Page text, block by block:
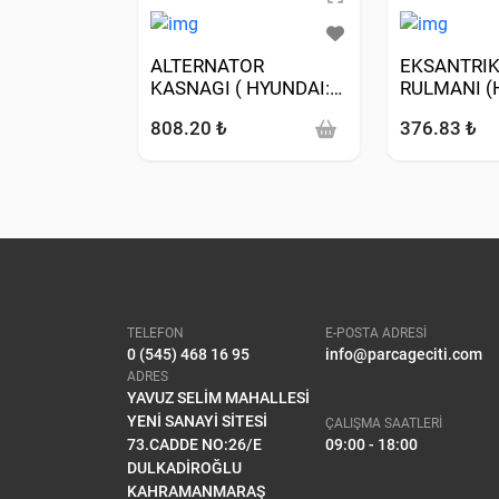
ALTERNATOR
KASNAGI ( HYUNDAI:
/ TUCSON 2.0 CRDI
808.20 ₺
RULMANI
07>12-
376.83 ₺
TELEFON
0 (545) 468 16 95
E-POSTA ADRESİ
info@parcageciti.com
ADRES
YAVUZ SELİM MAHALLESİ
YENİ SANAYİ SİTESİ
73.CADDE NO:26/E
DULKADİROĞLU
KAHRAMANMARAŞ
ÇALIŞMA SAATLERİ
09:00 - 18:00